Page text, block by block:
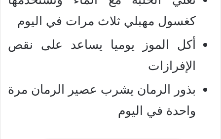
كغسول مهبلي ثلاث مرات في اليوم
أكل الموز يوميا يساعد على نقص
الإفرازات
بذور الرمان يشرب عصير الرمان مرة
واحدة في اليوم